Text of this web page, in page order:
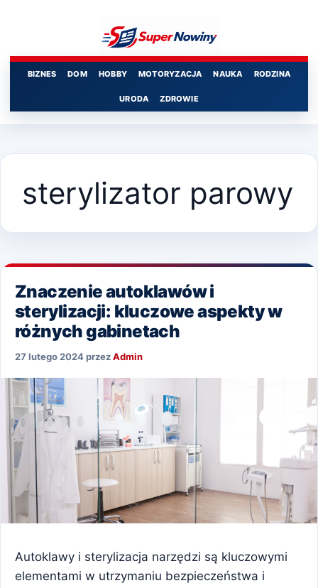
BIZNES DOM HOBBY MOTORYZACJA NAUKA RODZINA
URODA ZDROWIE
sterylizator parowy
Znaczenie autoklawów i
sterylizacji: kluczowe aspekty w
różnych gabinetach
27 lutego 2024przezAdmin
Autoklawy i sterylizacja narzędzi są kluczowymi
elementami w utrzymaniu bezpieczeństwa i